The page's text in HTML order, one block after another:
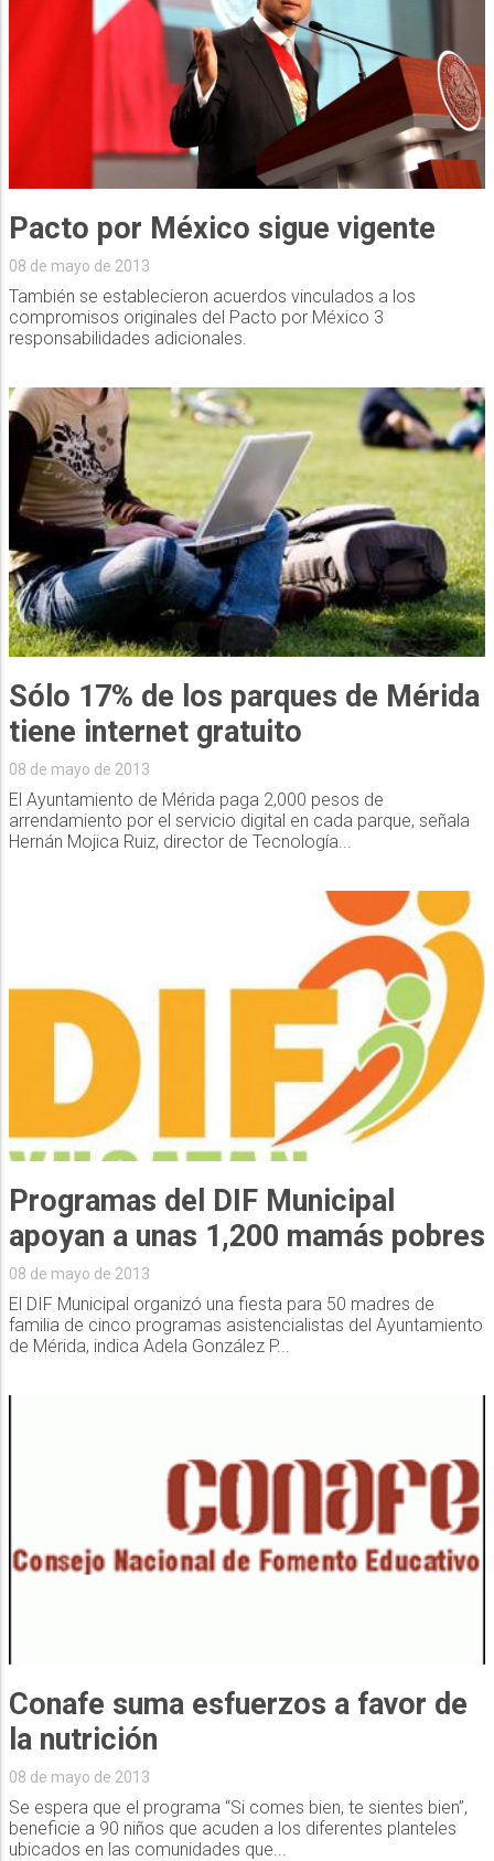
Pacto por México sigue vigente
08 de mayo de 2013
También se establecieron acuerdos vinculados a los
compromisos originales del Pacto por México 3
responsabilidades adicionales.
Sólo 17% de los parques de Mérida
tiene internet gratuito
08 de mayo de 2013
El Ayuntamiento de Mérida paga 2,000 pesos de
arrendamiento por el servicio digital en cada parque, señala
Hernán Mojica Ruiz, director de Tecnología...
Programas del DIF Municipal
apoyan a unas 1,200 mamás pobres
08 de mayo de 2013
El DIF Municipal organizó una fiesta para 50 madres de
familia de cinco programas asistencialistas del Ayuntamiento
de Mérida, indica Adela González P...
Conafe suma esfuerzos a favor de
la nutrición
08 de mayo de 2013
Se espera que el programa “Si comes bien, te sientes bien”,
beneficie a 90 niños que acuden a los diferentes planteles
ubicados en las comunidades que...